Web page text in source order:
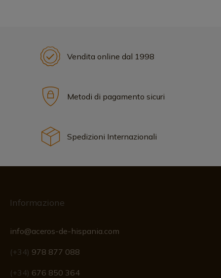
Vendita online dal 1998
Metodi di pagamento sicuri
Spedizioni Internazionali
Informazione
info@aceros-de-hispania.com
(+34) 978 877 088
(+34) 676 850 364